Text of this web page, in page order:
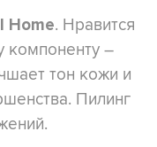
Home. Нравится
компоненту –
тон кожи и
Пилинг